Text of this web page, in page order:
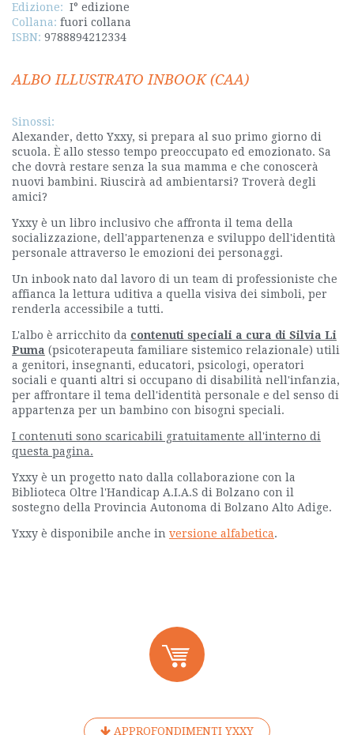
Edizione: I° edizione
Collana: fuori collana
ISBN: 9788894212334
ALBO ILLUSTRATO INBOOK (CAA)
Sinossi:
Alexander, detto Yxxy, si prepara al suo primo giorno di
scuola. È allo stesso tempo preoccupato ed emozionato. Sa
che dovrà restare senza la sua mamma e che conoscerà
nuovi bambini. Riuscirà ad ambientarsi? Troverà degli
amici?
Yxxy è un libro inclusivo che affronta il tema della
socializzazione, dell'appartenenza e sviluppo dell'identità
personale attraverso le emozioni dei personaggi.
Un inbook nato dal lavoro di un team di professioniste che
affianca la lettura uditiva a quella visiva dei simboli, per
renderla accessibile a tutti.
L'albo è arricchito da contenuti speciali a cura di Silvia Li
Puma (psicoterapeuta familiare sistemico relazionale) utili
a genitori, insegnanti, educatori, psicologi, operatori
sociali e quanti altri si occupano di disabilità nell'infanzia,
per affrontare il tema dell'identità personale e del senso di
appartenza per un bambino con bisogni speciali.
I contenuti sono scaricabili gratuitamente all'interno di
questa pagina.
Yxxy è un progetto nato dalla collaborazione con la
Biblioteca Oltre l'Handicap A.I.A.S di Bolzano con il
sostegno della Provincia Autonoma di Bolzano Alto Adige.
Yxxy è disponibile anche in versione alfabetica.
APPROFONDIMENTI YXXY